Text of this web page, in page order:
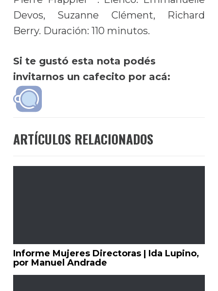
Devos, Suzanne Clément, Richard
Berry. Duración: 110 minutos.
Si te gustó esta nota podés
invitarnos un cafecito por acá:
ARTÍCULOS RELACIONADOS
Informe Mujeres Directoras | Ida Lupino,
por Manuel Andrade